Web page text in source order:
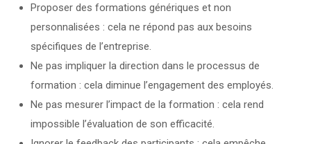
Proposer des formations génériques et non
personnalisées : cela ne répond pas aux besoins
spécifiques de l’entreprise.
Ne pas impliquer la direction dans le processus de
formation : cela diminue l’engagement des employés.
Ne pas mesurer l’impact de la formation : cela rend
impossible l’évaluation de son efficacité.